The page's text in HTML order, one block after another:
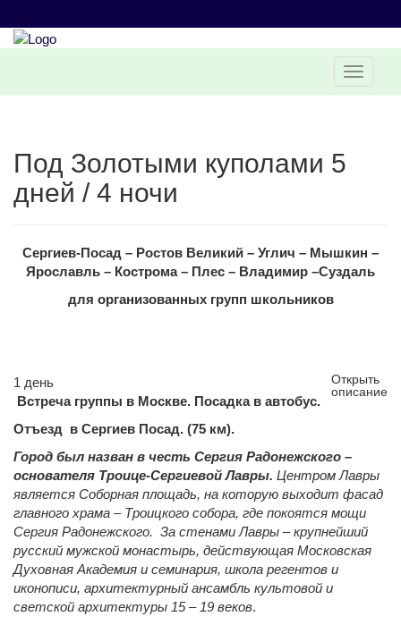
Под Золотыми куполами 5
дней / 4 ночи
Сергиев-Посад – Ростов Великий – Углич – Мышкин –
Ярославль – Кострома – Плес – Владимир –Суздаль
для организованных групп школьников
Открыть
описание
1 день
Встреча группы в Москве. Посадка в автобус.
Отъезд в Сергиев Посад. (75 км).
Город был назван в честь Сергия Радонежского –
основателя Троице-Сергиевой Лавры. Центром Лавры
является Соборная площадь, на которую выходит фасад
главного храма – Троицкого собора, где покоятся мощи
Сергия Радонежского. За стенами Лавры – крупнейший
русский мужской монастырь, действующая Московская
Духовная Академия и семинария, школа регентов и
иконописи, архитектурный ансамбль культовой и
светской архитектуры 15 – 19 веков.